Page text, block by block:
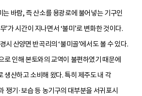
바람, 즉 산소를 용광로에 불어넣는 기구인
’가 시간이 지나면서 ‘불미’로 변화한 것이다.
시 산양면 반곡리의 ‘불미골’에서도 볼 수 있다.
로 인해 본토와의 교역이 불편하였기 때문에
생산하고 소비해 왔다. 특히 제주도 내 각
쟁기·보습 등 농기구의 대부분을 서귀포시